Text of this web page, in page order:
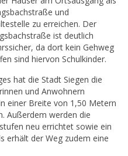
und
zu erreichen. Der
ist deutlich
da dort kein Gehweg
sind hiervon Schulkinder.
hat die Stadt Siegen die
und Anwohnern
einer Breite von 1,50 Metern
Außerdem werden die
neu errichtet sowie ein
erhält der Weg zudem eine